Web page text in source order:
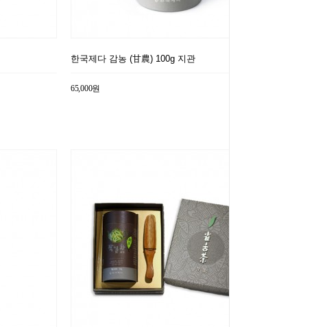
한국제다 감농 (甘農) 100g 지관
65,000원